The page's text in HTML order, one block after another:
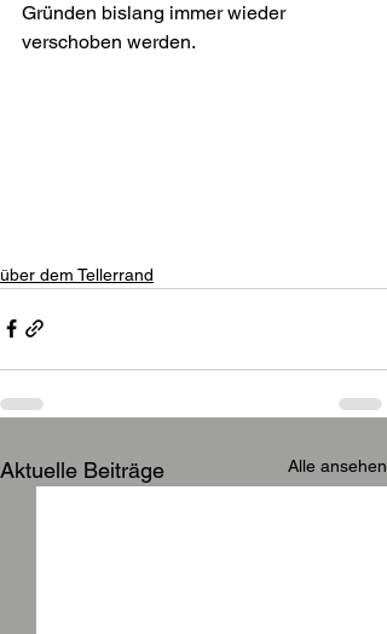
Gründen bislang immer wieder
verschoben werden.
über dem Tellerrand
Aktuelle Beiträge Alle ansehen